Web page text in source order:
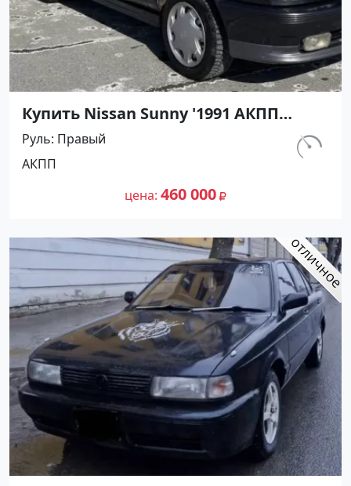
Купить Nissan Sunny '1991 АКПП
(1400/75 л.с.) Бензин инжектор
Тамань цвет Черный Седан по цене
460000 рублей, объявление №27493
на сайте Авторынок23
км.
Руль Правый
АКПП
цена 460 000